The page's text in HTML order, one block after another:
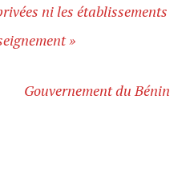
ni les établissements
»
Gouvernement du Bénin